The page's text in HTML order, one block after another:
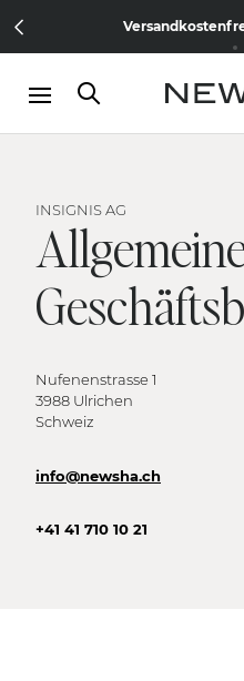
NEW IN: The Iconic
15%
INSIGNIS AG
Nufenenstrasse 1
3988 Ulrichen
Schweiz
info@newsha.ch
+41 41 710 10 21